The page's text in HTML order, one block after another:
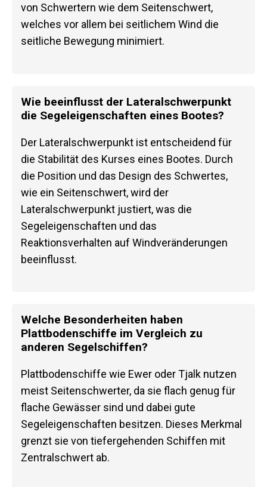
von Schwertern wie dem Seitenschwert,
welches vor allem bei seitlichem Wind die
seitliche Bewegung minimiert.
Wie beeinflusst der Lateralschwerpunkt
die Segeleigenschaften eines Bootes?
Der Lateralschwerpunkt ist entscheidend für
die Stabilität des Kurses eines Bootes. Durch
die Position und das Design des Schwertes,
wie ein Seitenschwert, wird der
Lateralschwerpunkt justiert, was die
Segeleigenschaften und das
Reaktionsverhalten auf Windveränderungen
beeinflusst.
Welche Besonderheiten haben
Plattbodenschiffe im Vergleich zu
anderen Segelschiffen?
Plattbodenschiffe wie Ewer oder Tjalk nutzen
meist Seitenschwerter, da sie flach genug für
flache Gewässer sind und dabei gute
Segeleigenschaften besitzen. Dieses Merkmal
grenzt sie von tiefergehenden Schiffen mit
Zentralschwert ab.